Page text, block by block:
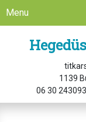
Menu
1139
06 30